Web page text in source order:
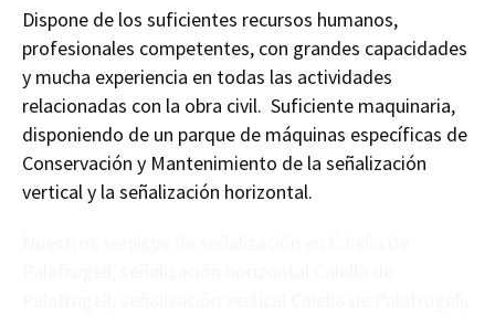
Dispone de los suficientes recursos humanos,
profesionales competentes, con grandes capacidades
y mucha experiencia en todas las actividades
relacionadas con la obra civil. Suficiente maquinaria,
disponiendo de un parque de máquinas específicas de
Conservación y Mantenimiento de la señalización
vertical y la señalización horizontal.